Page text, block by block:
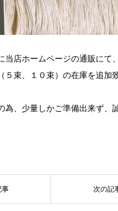
当店ホームページの通販にて
５束、１０束）の在庫を追加
為、少量しかご準備出来ず、